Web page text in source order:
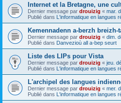
Internet et la Bretagne, une
Dernier message par drouizig « mar.
Publié dans L'informatique en langues
Kemennadenn a-berzh breizh-
Dernier message par drouizig « dim.
Publié dans Danvezioù all a-bep seurt
Liste des LIPs pour Vista
Dernier message par drouizig « jeu.
Publié dans L'informatique en langues
L'archipel des langues
Dernier message par drouizig « mer.
Publié dans L'informatique en langues